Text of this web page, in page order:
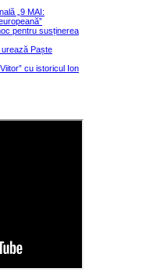
„9 MAI:
pentru susținerea
urează Paște
cu istoricul Ion